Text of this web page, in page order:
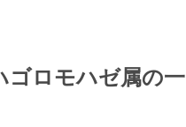
ゴロモハゼ属の一